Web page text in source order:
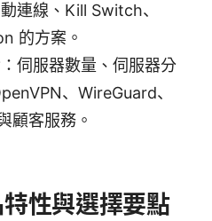
連線、Kill Switch、
的方案。
伺服器數量、伺服器分
、WireGuard、
顧客服務。
性與選擇要點